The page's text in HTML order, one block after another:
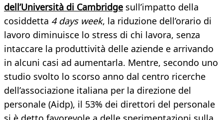
dell’Università di Cambridge sull’impatto della
cosiddetta 4 days week, la riduzione dell’orario di
lavoro diminuisce lo stress di chi lavora, senza
intaccare la produttività delle aziende e arrivando
in alcuni casi ad aumentarla. Mentre, secondo uno
studio svolto lo scorso anno dal centro ricerche
dell’associazione italiana per la direzione del
personale (Aidp), il 53% dei direttori del personale